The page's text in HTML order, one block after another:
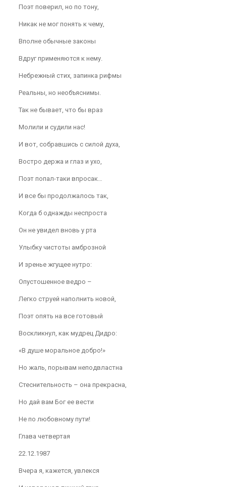
Поэт поверил, но по тону,
Никак не мог понять к чему,
Вполне обычные законы
Вдруг применяются к нему.
Небрежный стих, запинка рифмы
Реальны, но необъяснимы.
Так не бывает, что бы враз
Молили и судили нас!
И вот, собравшись с силой духа,
Востро держа и глаз и ухо,
Поэт попал-таки впросак…
И все бы продолжалось так,
Когда б однажды неспроста
Он не увидел вновь у рта
Улыбку чистоты амброзной
И зренье жгущее нутро:
Опустошенное ведро –
Легко струей наполнить новой,
Поэт опять на все готовый
Воскликнул, как мудрец Дидро:
«В душе моральное добро!»
Но жаль, порывам неподвластна
Стеснительность – она прекрасна,
Но дай вам Бог ее вести
Не по любовному пути!
Глава четвертая
22.12.1987
Вчера я, кажется, увлекся